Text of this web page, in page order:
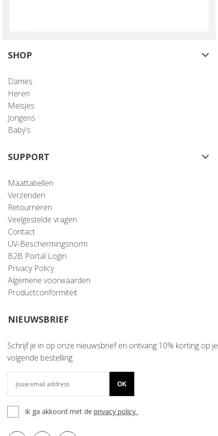
SHOP
Dames
Heren
Meisjes
Jongens
Baby's
SUPPORT
Maattabellen
Verzenden
Retourneren
Veelgestelde vragen
Contact
UV-Beschermingsnorm
B2B Portal Login
Privacy Policy
Algemene voorwaarden
Productconformiteit
NIEUWSBRIEF
Schrijf je in op onze nieuwsbrief en ontvang 10% korting op je
volgende bestelling
OK
Ik ga akkoord met de privacy policy .